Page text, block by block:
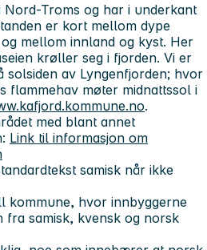
Nord-Troms og har i underkant
er kort mellom dype
mellom innland og kyst. Her
krøller seg i fjorden. Vi er
solsiden av Lyngenfjorden; hvor
flammehav møter midnattssol i
.
med blant annet
Link til informasjon om
samisk når ikke
kommune, hvor innbyggerne
fra samisk, kvensk og norsk